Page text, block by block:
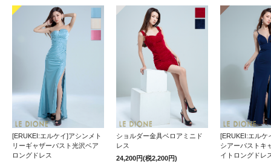
[ERUKEI:エルケイ]アシンメト
リーギャザーバスト光沢ベア
ロングドレス
ショルダー金具ベロアミニド
レス
24,200円(税2,200円)
[ERUKEI:エルケ
シアーバストキ
イトロングドレ